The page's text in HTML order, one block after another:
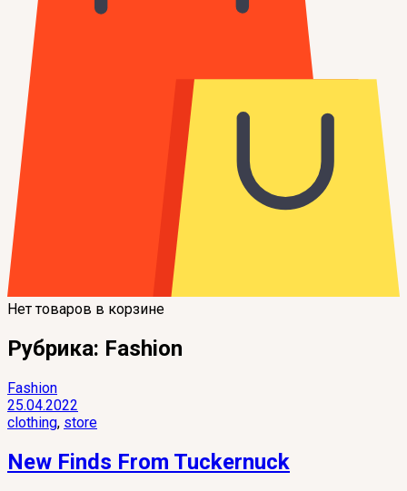
Нет товаров в корзине
Рубрика: Fashion
Fashion
25.04.2022
clothing, store
New Finds From Tuckernuck